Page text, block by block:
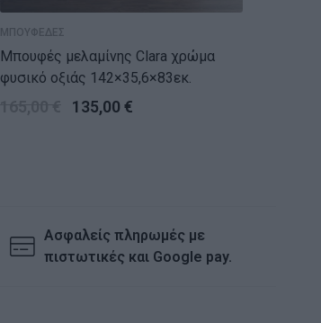
ΜΠΟΥΦΕΔΕΣ
Μπουφές μελαμίνης Clara χρώμα
φυσικό οξιάς 142×35,6×83εκ.
135,00 €
Ασφαλείς πληρωμές με
πιστωτικές και Google pay.